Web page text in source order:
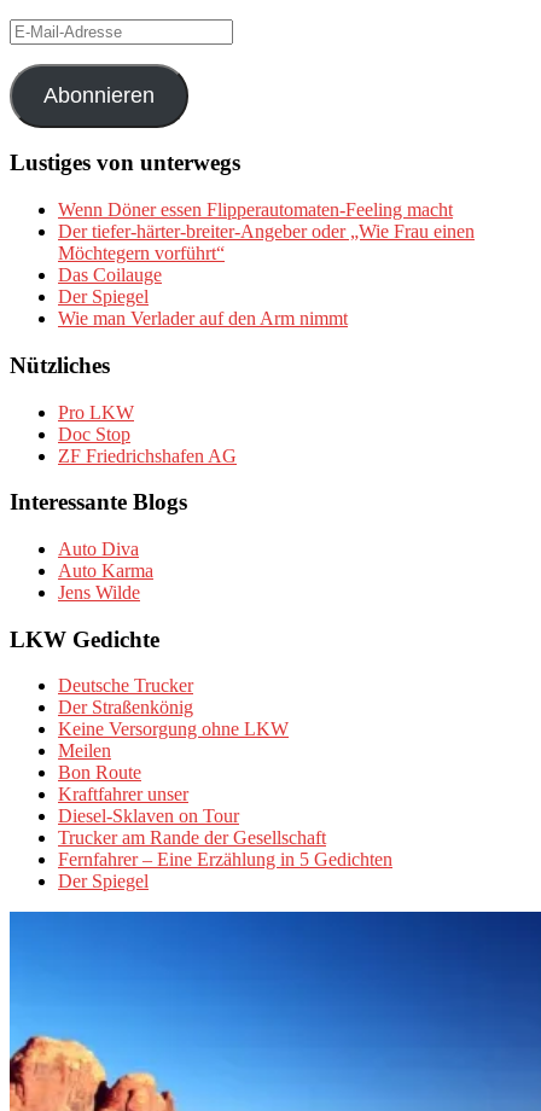
E-
Mail-
Adresse
Abonnieren
Lustiges von unterwegs
Wenn Döner essen Flipperautomaten-Feeling macht
Der tiefer-härter-breiter-Angeber oder „Wie Frau einen
Möchtegern vorführt“
Das Coilauge
Der Spiegel
Wie man Verlader auf den Arm nimmt
Nützliches
Pro LKW
Doc Stop
ZF Friedrichshafen AG
Interessante Blogs
Auto Diva
Auto Karma
Jens Wilde
LKW Gedichte
Deutsche Trucker
Der Straßenkönig
Keine Versorgung ohne LKW
Meilen
Bon Route
Kraftfahrer unser
Diesel-Sklaven on Tour
Trucker am Rande der Gesellschaft
Fernfahrer – Eine Erzählung in 5 Gedichten
Der Spiegel